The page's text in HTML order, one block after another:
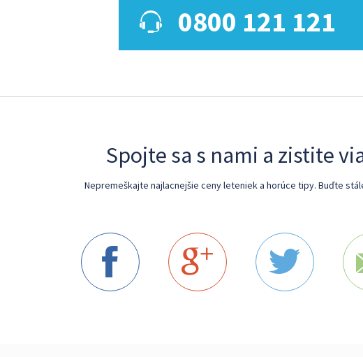
0800 121 121
Spojte sa s nami a zistite
Nepremeškajte najlacnejšie ceny leteniek a horúce tipy. Buďte